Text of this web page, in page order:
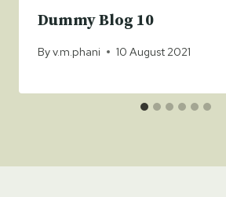
Dummy Blog 10
Byv.m.phani 10 August 2021